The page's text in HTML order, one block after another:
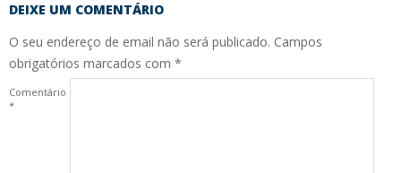
DEIXE UM COMENTÁRIO
O seu endereço de email não será publicado. Campos
obrigatórios marcados com *
Comentário
*